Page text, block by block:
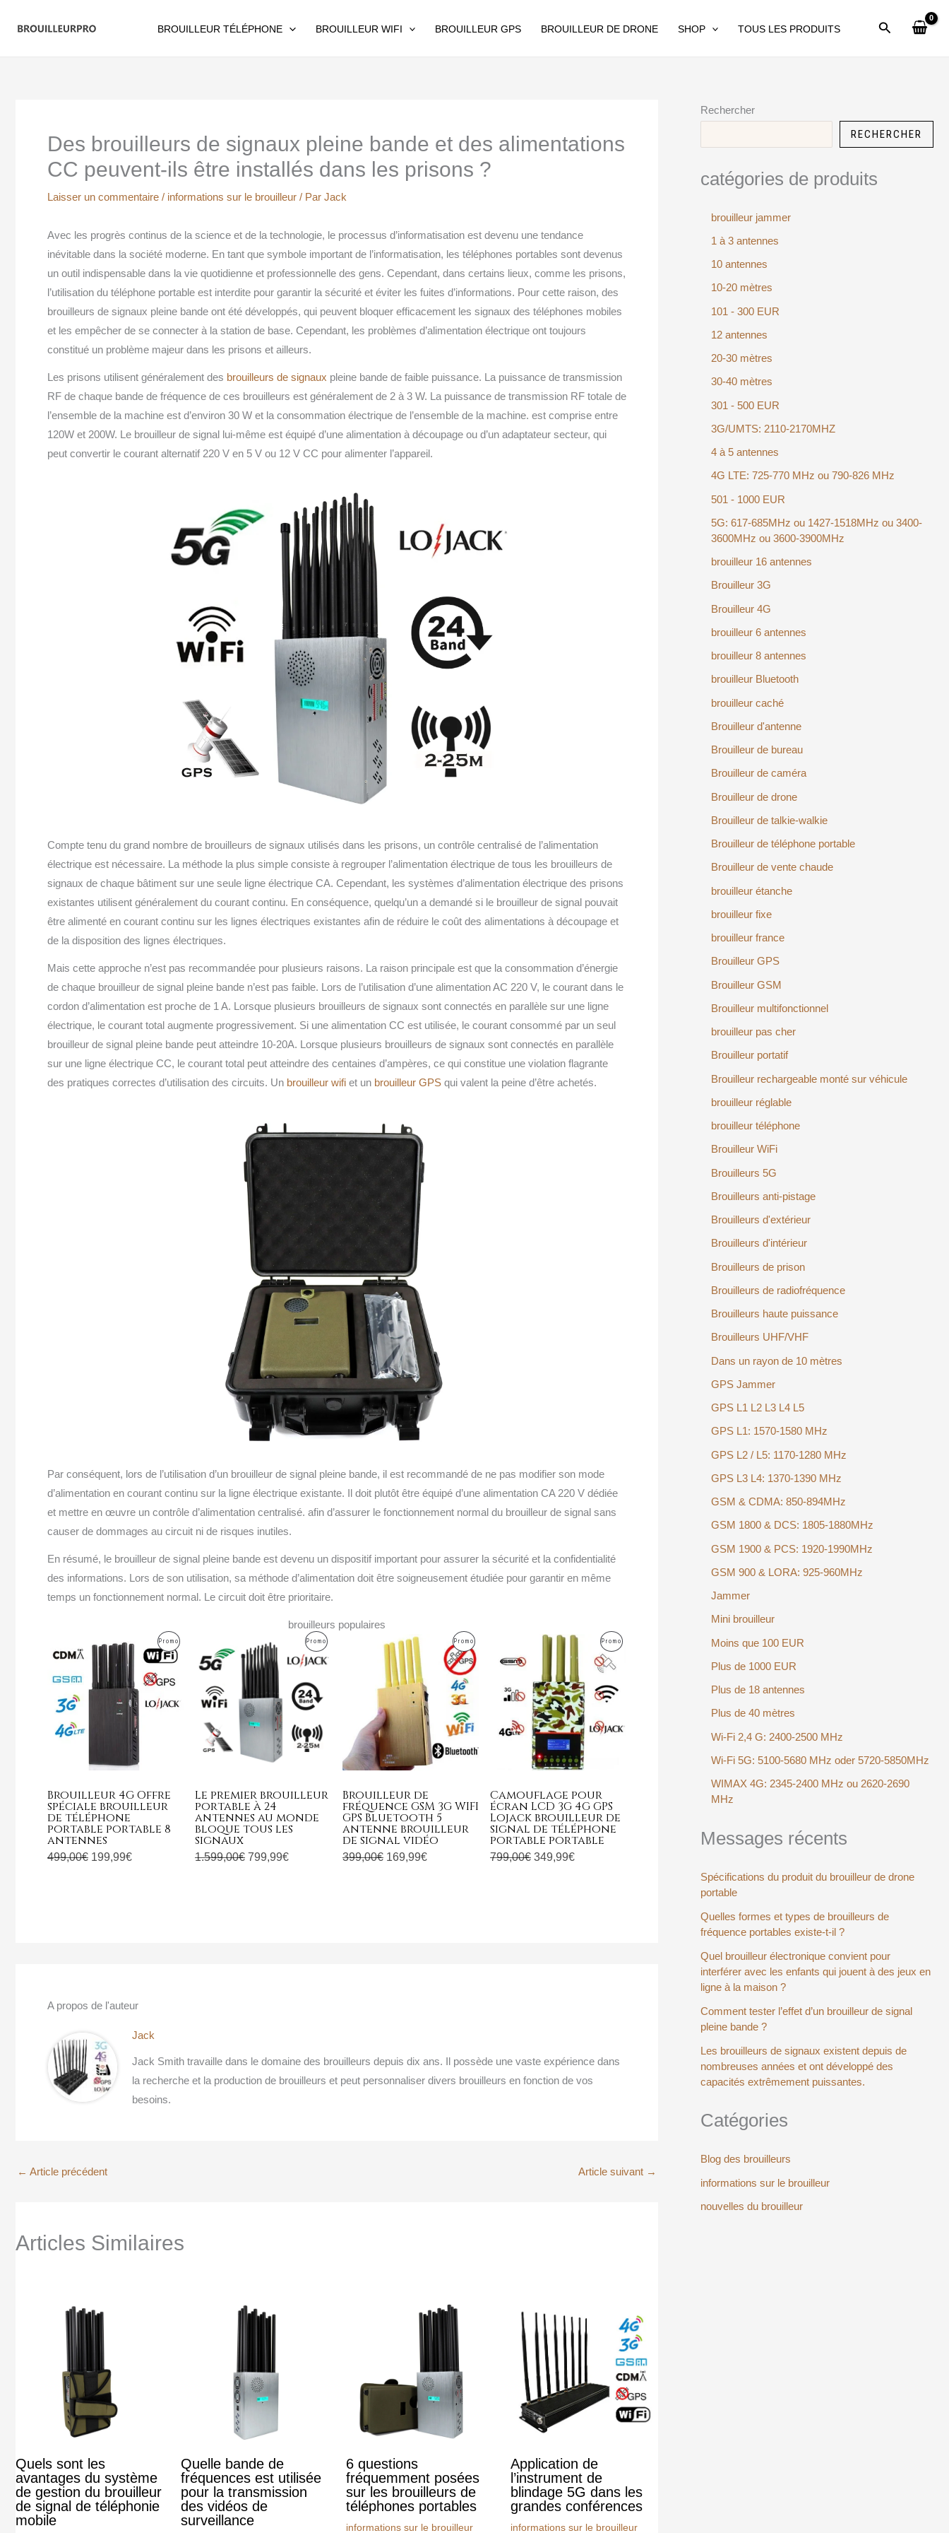
BROUILLEUR TÉLÉPHONE BROUILLEUR WIFI BROUILLEUR GPS BROUILLEUR DE DRONE SHOP TOUS LES PRODUITS
Des brouilleurs de signaux pleine bande et des alimentations
CC peuvent-ils être installés dans les prisons ?
Laisser un commentaire / informations sur le brouilleur / Par Jack
Avec les progrès continus de la science et de la technologie, le processus d’informatisation est devenu une tendance
inévitable dans la société moderne. En tant que symbole important de l’informatisation, les téléphones portables sont devenus
un outil indispensable dans la vie quotidienne et professionnelle des gens. Cependant, dans certains lieux, comme les prisons,
l’utilisation du téléphone portable est interdite pour garantir la sécurité et éviter les fuites d’informations. Pour cette raison, des
brouilleurs de signaux pleine bande ont été développés, qui peuvent bloquer efficacement les signaux des téléphones mobiles
et les empêcher de se connecter à la station de base. Cependant, les problèmes d’alimentation électrique ont toujours
constitué un problème majeur dans les prisons et ailleurs.
Les prisons utilisent généralement des brouilleurs de signaux pleine bande de faible puissance. La puissance de transmission
RF de chaque bande de fréquence de ces brouilleurs est généralement de 2 à 3 W. La puissance de transmission RF totale de
l’ensemble de la machine est d’environ 30 W et la consommation électrique de l’ensemble de la machine. est comprise entre
120W et 200W. Le brouilleur de signal lui-même est équipé d’une alimentation à découpage ou d’un adaptateur secteur, qui
peut convertir le courant alternatif 220 V en 5 V ou 12 V CC pour alimenter l’appareil.
Compte tenu du grand nombre de brouilleurs de signaux utilisés dans les prisons, un contrôle centralisé de l’alimentation
électrique est nécessaire. La méthode la plus simple consiste à regrouper l’alimentation électrique de tous les brouilleurs de
signaux de chaque bâtiment sur une seule ligne électrique CA. Cependant, les systèmes d’alimentation électrique des prisons
existantes utilisent généralement du courant continu. En conséquence, quelqu’un a demandé si le brouilleur de signal pouvait
être alimenté en courant continu sur les lignes électriques existantes afin de réduire le coût des alimentations à découpage et
de la disposition des lignes électriques.
Mais cette approche n’est pas recommandée pour plusieurs raisons. La raison principale est que la consommation d’énergie
de chaque brouilleur de signal pleine bande n’est pas faible. Lors de l’utilisation d’une alimentation AC 220 V, le courant dans le
cordon d’alimentation est proche de 1 A. Lorsque plusieurs brouilleurs de signaux sont connectés en parallèle sur une ligne
électrique, le courant total augmente progressivement. Si une alimentation CC est utilisée, le courant consommé par un seul
brouilleur de signal pleine bande peut atteindre 10-20A. Lorsque plusieurs brouilleurs de signaux sont connectés en parallèle
sur une ligne électrique CC, le courant total peut atteindre des centaines d’ampères, ce qui constitue une violation flagrante
des pratiques correctes d’utilisation des circuits. Un brouilleur wifi et un brouilleur GPS qui valent la peine d’être achetés.
Par conséquent, lors de l’utilisation d’un brouilleur de signal pleine bande, il est recommandé de ne pas modifier son mode
d’alimentation en courant continu sur la ligne électrique existante. Il doit plutôt être équipé d’une alimentation CA 220 V dédiée
et mettre en œuvre un contrôle d’alimentation centralisé. afin d’assurer le fonctionnement normal du brouilleur de signal sans
causer de dommages au circuit ni de risques inutiles.
En résumé, le brouilleur de signal pleine bande est devenu un dispositif important pour assurer la sécurité et la confidentialité
des informations. Lors de son utilisation, sa méthode d’alimentation doit être soigneusement étudiée pour garantir en même
temps un fonctionnement normal. Le circuit doit être prioritaire.
brouilleurs populaires
PromoProduit
Brouilleur 4G Offre
spéciale brouilleur
de téléphone
portable portable 8
antennes
499,00€
prix
initial
était :
499,00€.
199,99€
prix
actuel
est :
199,99€.
PromoProduit
En
Le premier brouilleur
portable à 24
antennes au monde
bloque tous les
signaux
1.599,00€
prix
initial
était :
1.599,00€.
799,99€
prix
actuel
799,99€.
PromoProduit
En
Brouilleur de
fréquence GSM 3G WIFI
GPS Bluetooth 5
antenne brouilleur
de signal vidéo
399,00€
prix
initial
était :
399,00€.
169,99€
actuel
est :
169,99€.
PromoProduit
Camouflage pour
écran LCD 3G 4G GPS
Lojack brouilleur de
signal de téléphone
portable portable
799,00€
Le
initial
était :
799,00€.
349,99€
Le
actuel
est :
349,99€.
A propos de l'auteur
Jack
Jack Smith travaille dans le domaine des brouilleurs depuis dix ans. Il possède une vaste expérience dans
la recherche et la production de brouilleurs et peut personnaliser divers brouilleurs en fonction de vos
besoins.
← Article précédent Article suivant →
Articles Similaires
Quels sont les
avantages du système
de gestion du brouilleur
de signal de téléphonie
mobile
Quelle bande de
fréquences est utilisée
pour la transmission
des vidéos de
surveillance
6 questions
fréquemment posées
sur les brouilleurs de
téléphones portables
informations sur le brouilleur
Application de
l’instrument de
blindage 5G dans les
grandes conférences
informations sur le brouilleur
Rechercher
RECHERCHER
catégories de produits
brouilleur jammer
1 à 3 antennes
10 antennes
10-20 mètres
101 - 300 EUR
12 antennes
20-30 mètres
30-40 mètres
301 - 500 EUR
3G/UMTS: 2110-2170MHZ
4 à 5 antennes
4G LTE: 725-770 MHz ou 790-826 MHz
501 - 1000 EUR
5G: 617-685MHz ou 1427-1518MHz ou 3400-
3600MHz ou 3600-3900MHz
brouilleur 16 antennes
Brouilleur 3G
Brouilleur 4G
brouilleur 6 antennes
brouilleur 8 antennes
brouilleur Bluetooth
brouilleur caché
Brouilleur d'antenne
Brouilleur de bureau
Brouilleur de caméra
Brouilleur de drone
Brouilleur de talkie-walkie
Brouilleur de téléphone portable
Brouilleur de vente chaude
brouilleur étanche
brouilleur fixe
brouilleur france
Brouilleur GPS
Brouilleur GSM
Brouilleur multifonctionnel
brouilleur pas cher
Brouilleur portatif
Brouilleur rechargeable monté sur véhicule
brouilleur réglable
brouilleur téléphone
Brouilleur WiFi
Brouilleurs 5G
Brouilleurs anti-pistage
Brouilleurs d'extérieur
Brouilleurs d'intérieur
Brouilleurs de prison
Brouilleurs de radiofréquence
Brouilleurs haute puissance
Brouilleurs UHF/VHF
Dans un rayon de 10 mètres
GPS Jammer
GPS L1 L2 L3 L4 L5
GPS L1: 1570-1580 MHz
GPS L2 / L5: 1170-1280 MHz
GPS L3 L4: 1370-1390 MHz
GSM & CDMA: 850-894MHz
GSM 1800 & DCS: 1805-1880MHz
GSM 1900 & PCS: 1920-1990MHz
GSM 900 & LORA: 925-960MHz
Jammer
Mini brouilleur
Moins que 100 EUR
Plus de 1000 EUR
Plus de 18 antennes
Plus de 40 mètres
Wi-Fi 2,4 G: 2400-2500 MHz
Wi-Fi 5G: 5100-5680 MHz oder 5720-5850MHz
WIMAX 4G: 2345-2400 MHz ou 2620-2690
MHz
Messages récents
Spécifications du produit du brouilleur de drone
portable
Quelles formes et types de brouilleurs de
fréquence portables existe-t-il ?
Quel brouilleur électronique convient pour
interférer avec les enfants qui jouent à des jeux en
ligne à la maison ?
Comment tester l’effet d’un brouilleur de signal
pleine bande ?
Les brouilleurs de signaux existent depuis de
nombreuses années et ont développé des
capacités extrêmement puissantes.
Catégories
Blog des brouilleurs
informations sur le brouilleur
nouvelles du brouilleur